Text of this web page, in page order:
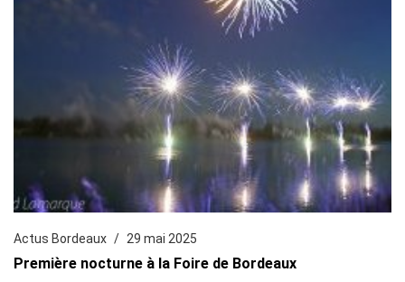
Actus Bordeaux 29 mai 2025
Première nocturne à la Foire de Bordeaux